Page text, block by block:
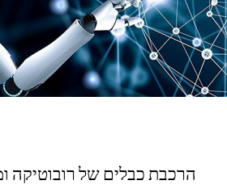
הרכבת כבלים של רובוטיקה